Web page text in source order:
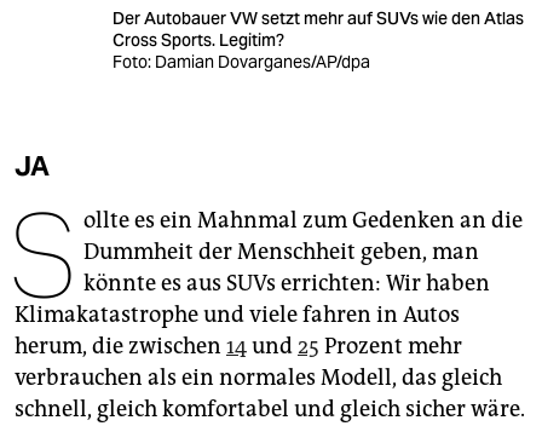
fragen & hilfe
abo
epaper login
Der Autobauer VW setzt mehr auf SUVs wie den Atlas
Cross Sports. Legitim?
Foto: Damian Dovarganes/AP/dpa
JA
S ollte es ein Mahnmal zum Gedenken an die
Dummheit der Menschheit ­geben, man
könnte es aus SUVs errichten: Wir haben
Klimakatastrophe und viele fahren in Autos
herum, die zwischen 14und25 Prozent mehr
verbrauchen als ein normales Modell, das gleich
schnell, gleich komfortabel und gleich sicher wäre.